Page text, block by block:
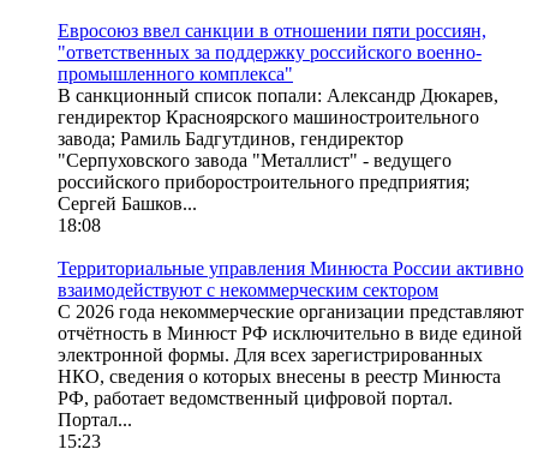
Евросоюз ввел санкции в отношении пяти россиян,
"ответственных за поддержку российского военно-
промышленного комплекса"
В санкционный список попали: Александр Дюкарев,
гендиректор Красноярского машиностроительного
завода; Рамиль Бадгутдинов, гендиректор
"Серпуховского завода "Металлист" - ведущего
российского приборостроительного предприятия;
Сергей Башков...
18:08
Территориальные управления Минюста России активно
взаимодействуют с некоммерческим сектором
С 2026 года некоммерческие организации представляют
отчётность в Минюст РФ исключительно в виде единой
электронной формы. Для всех зарегистрированных
НКО, сведения о которых внесены в реестр Минюста
РФ, работает ведомственный цифровой портал.
Портал...
15:23